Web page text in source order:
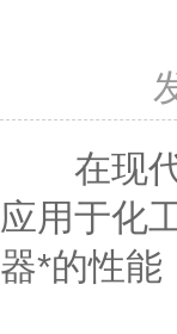
在现代
应用于化
器*的性能